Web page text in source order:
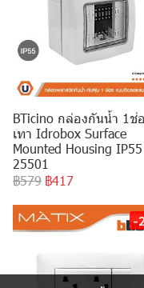
BTicino กล่องกันน้ำ 1ช่
เทา Idrobox Surface
Mounted Housing
25501
฿579 ฿417
-